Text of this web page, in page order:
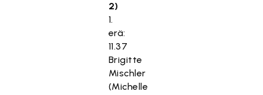
2)
1.
erä:
11.37
Brigitte
Mischler
(Michelle